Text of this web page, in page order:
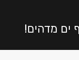
ים מדהים!